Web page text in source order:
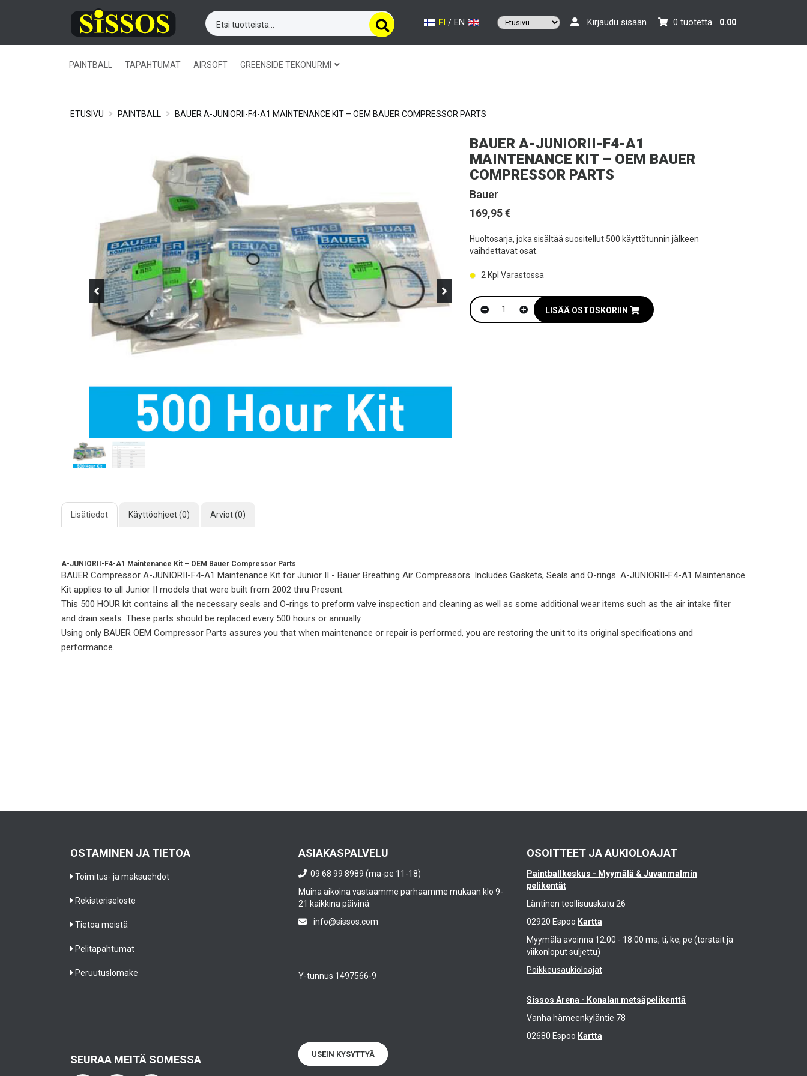
FI/ EN Kirjaudu sisään 0 tuotetta 0.00
PAINTBALL TAPAHTUMAT AIRSOFT GREENSIDE TEKONURMI
ETUSIVU PAINTBALL BAUER A-JUNIORII-F4-A1 MAINTENANCE KIT – OEM BAUER COMPRESSOR PARTS
BAUER A-JUNIORII-F4-A1
MAINTENANCE KIT – OEM BAUER
COMPRESSOR PARTS
Bauer
169,95 €
Huoltosarja, joka sisältää suositellut 500 käyttötunnin jälkeen
vaihdettavat osat.
2 Kpl Varastossa
LISÄÄ OSTOSKORIIN
Lisätiedot Käyttöohjeet (0) Arviot (0)
A-JUNIORII-F4-A1 Maintenance Kit – OEM Bauer Compressor Parts
BAUER Compressor A-JUNIORII-F4-A1 Maintenance Kit for Junior II - Bauer Breathing Air Compressors. Includes Gaskets, Seals and O-rings. A-JUNIORII-F4-A1 Maintenance
Kit applies to all Junior II models that were built from 2002 thru Present.
This 500 HOUR kit contains all the necessary seals and O-rings to preform valve inspection and cleaning as well as some additional wear items such as the air intake filter
and drain seats. These parts should be replaced every 500 hours or annually.
Using only BAUER OEM Compressor Parts assures you that when maintenance or repair is performed, you are restoring the unit to its original specifications and
performance.
OSTAMINEN JA TIETOA
Toimitus- ja maksuehdot
Rekisteriseloste
Tietoa meistä
Pelitapahtumat
Peruutuslomake
ASIAKASPALVELU
09 68 99 8989 (ma-pe 11-18)
Muina aikoina vastaamme parhaamme mukaan klo 9-
21 kaikkina päivinä.
info@sissos.com
Y-tunnus 1497566-9
OSOITTEET JA AUKIOLOAJAT
Paintballkeskus - Myymälä & Juvanmalmin
pelikentät
Läntinen teollisuuskatu 26
02920 Espoo Kartta
Myymälä avoinna 12.00 - 18.00 ma, ti, ke, pe (torstait ja
viikonloput suljettu)
Poikkeusaukioloajat
Sissos Arena - Konalan metsäpelikenttä
Vanha hämeenkyläntie 78
02680 Espoo Kartta
SEURAA MEITÄ SOMESSA USEIN KYSYTTYÄ